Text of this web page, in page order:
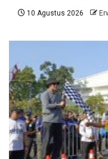
10 Agustus 2026